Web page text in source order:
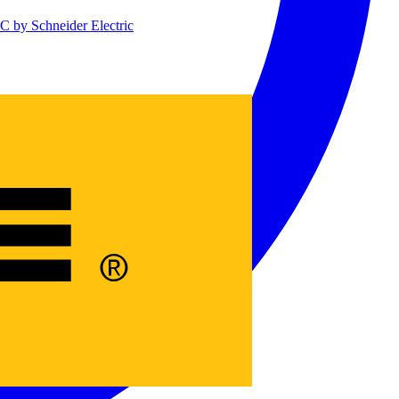
by Schneider Electric